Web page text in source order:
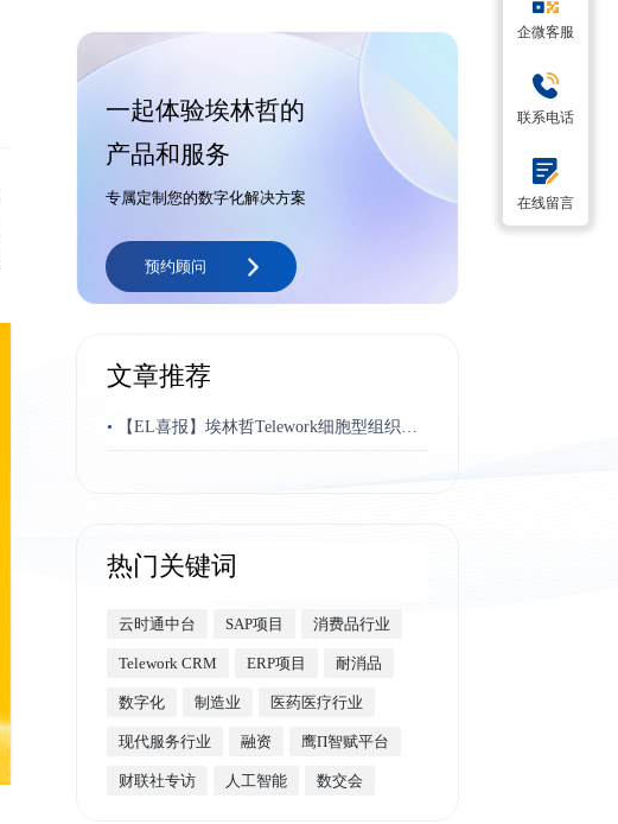
一起体验埃林哲的
产品和服务
专属定制您的数字化解决方案
预约顾问
文章推荐
•
热门关键词
云时通中台 SAP项目 消费品行业
Telework CRM ERP项目 耐消品
数字化 制造业 医药医疗行业
现代服务行业 融资 鹰Π智赋平台
财联社专访 人工智能 数交会
企微客服
联系电话
在线留言